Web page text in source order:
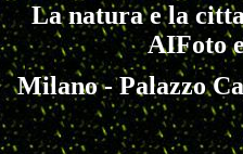
La natura e la
AIFoto
Milano - Palazzo